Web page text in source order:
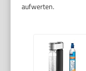
aufwerten.